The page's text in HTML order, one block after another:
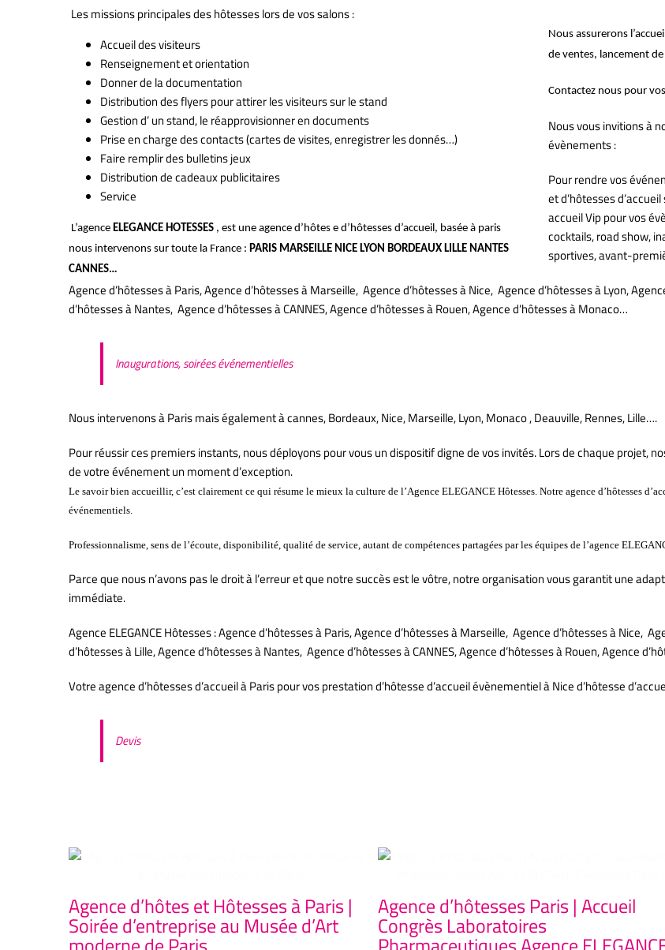
Les missions principales des hôtesses lors de vos salons :
Accueil des visiteurs
Renseignement et orientation
Donner de la documentation
Distribution des flyers pour attirer les visiteurs sur le stand
Gestion d’ un stand, le réapprovisionner en documents
Prise en charge des contacts (cartes de visites, enregistrer les donnés…)
Faire remplir des bulletins jeux
Distribution de cadeaux publicitaires
Service
L’agence ELEGANCE HOTESSES , est une agence d’hôtes e d’hôtesses d’accueil, basée à paris
nous intervenons sur toute la France : PARIS MARSEILLE NICE LYON BORDEAUX LILLE NANTES
CANNES…
Nous assurerons
de ventes, lancement
Contactez nous pour
Nous vous invitions à
évènements :
Pour rendre vos
et d’hôtesses
accueil Vip pour vos
cocktails, road show,
sportives, avant-
Agence d’hôtesses à Paris, Agence d’hôtesses à Marseille, Agence d’hôtesses à Nice, Agence d’hôtesses à Lyon,
d’hôtesses à Nantes, Agence d’hôtesses à CANNES, Agence d’hôtesses à Rouen, Agence d’hôtesses à Monaco…
Inaugurations, soirées événementielles
Nous intervenons à Paris mais également à cannes, Bordeaux, Nice, Marseille, Lyon, Monaco , Deauville, Rennes, Lille….
Pour réussir ces premiers instants, nous déployons pour vous un dispositif digne de vos invités. Lors de chaque projet,
de votre événement un moment d’exception.
Le savoir bien accueillir, c’est clairement ce qui résume le mieux la culture de l’Agence ELEGANCE Hôtesses. Notre agence d’hôtesses
événementiels.
Professionnalisme, sens de l’écoute, disponibilité, qualité de service, autant de compétences partagées par les équipes de l’agence
Parce que nous n’avons pas le droit à l’erreur et que notre succès est le vôtre, notre organisation vous garantit une
immédiate.
Agence ELEGANCE Hôtesses : Agence d’hôtesses à Paris, Agence d’hôtesses à Marseille, Agence d’hôtesses à Nice,
d’hôtesses à Lille, Agence d’hôtesses à Nantes, Agence d’hôtesses à CANNES, Agence d’hôtesses à Rouen, Agence
Votre agence d’hôtesses d’accueil à Paris pour vos prestation d’hôtesse d’accueil évènementiel à Nice d’hôtesse
Devis
Agence d’hôtes et Hôtesses à Paris |
Soirée d’entreprise au Musée d’Art
Agence d’hôtesses Paris | Accueil
Congrès Laboratoires